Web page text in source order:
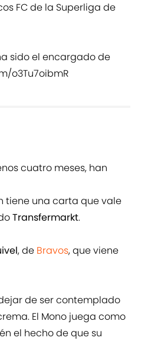
FC de la Superliga de
sido el encargado de
o3Tu7oibmR
cuatro meses, han
tiene una carta que vale
Transfermarkt.
, de Bravos, que viene
de ser contemplado
El Mono juega como
el hecho de que su